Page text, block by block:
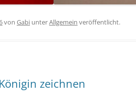
von Gabi unterAllgemein veröffentlicht.
zeichnen